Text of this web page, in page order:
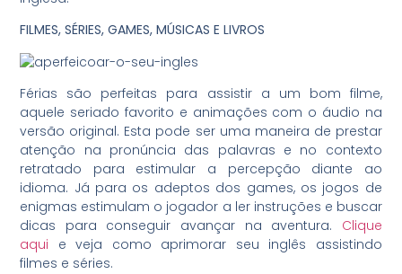
FILMES, SÉRIES, GAMES, MÚSICAS E LIVROS
Férias são perfeitas para assistir a um bom filme,
aquele seriado favorito e animações com o áudio na
versão original. Esta pode ser uma maneira de prestar
atenção na pronúncia das palavras e no contexto
retratado para estimular a percepção diante ao
idioma. Já para os adeptos dos games, os jogos de
enigmas estimulam o jogador a ler instruções e buscar
dicas para conseguir avançar na aventura. Clique
aqui e veja como aprimorar seu inglês assistindo
filmes e séries.